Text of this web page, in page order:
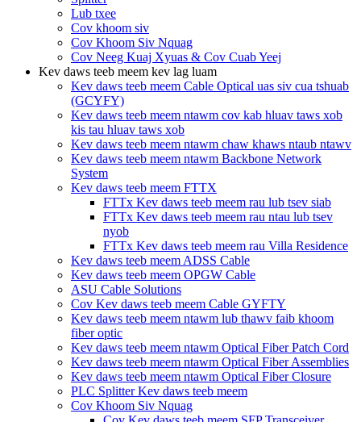
Lub txee
Cov khoom siv
Cov Khoom Siv Nquag
Cov Neeg Kuaj Xyuas & Cov Cuab Yeej
Kev daws teeb meem kev lag luam
Kev daws teeb meem Cable Optical uas siv cua tshuab
(GCYFY)
Kev daws teeb meem ntawm cov kab hluav taws xob
kis tau hluav taws xob
Kev daws teeb meem ntawm chaw khaws ntaub ntawv
Kev daws teeb meem ntawm Backbone Network
System
Kev daws teeb meem FTTX
FTTx Kev daws teeb meem rau lub tsev siab
FTTx Kev daws teeb meem rau ntau lub tsev
nyob
FTTx Kev daws teeb meem rau Villa Residence
Kev daws teeb meem ADSS Cable
Kev daws teeb meem OPGW Cable
ASU Cable Solutions
Cov Kev daws teeb meem Cable GYFTY
Kev daws teeb meem ntawm lub thawv faib khoom
fiber optic
Kev daws teeb meem ntawm Optical Fiber Patch Cord
Kev daws teeb meem ntawm Optical Fiber Assemblies
Kev daws teeb meem ntawm Optical Fiber Closure
PLC Splitter Kev daws teeb meem
Cov Khoom Siv Nquag